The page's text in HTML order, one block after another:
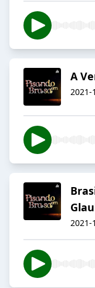
A
2021-
2021-